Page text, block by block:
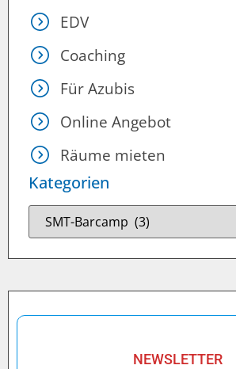
EDV
Coaching
Für Azubis
Online Angebot
Räume mieten
Kategorien
NEWSLETTER